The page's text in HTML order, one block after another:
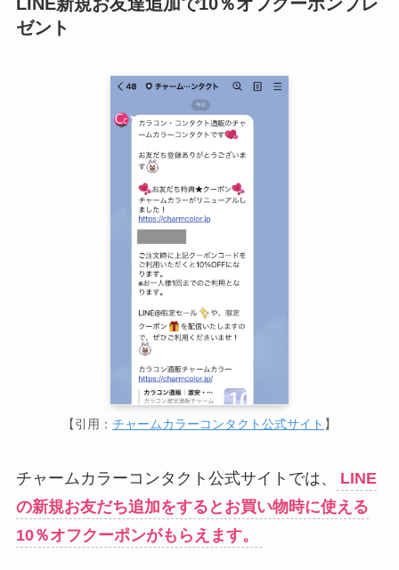
ゼント
【引用： チャームカラーコンタクト公式サイト 】
チャームカラーコンタクト公式サイトでは、
LINE
の新規お友だち追加をするとお買い物時に使える
10％オフクーポンがもらえます。